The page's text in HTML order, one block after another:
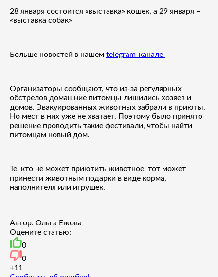
28 января состоится «выставка» кошек, а 29 января –
«выставка собак».
Больше новостей в нашем telegram-канале
Организаторы сообщают, что из-за регулярных
обстрелов домашние питомцы лишились хозяев и
домов. Эвакуированных животных забрали в приюты.
Но мест в них уже не хватает. Поэтому было принято
решение проводить такие фестивали, чтобы найти
питомцам новый дом.
Те, кто не может приютить животное, тот может
принести животным подарки в виде корма,
наполнителя или игрушек.
Автор: Ольга Ежова
Оцените статью:
0
0
+1 1